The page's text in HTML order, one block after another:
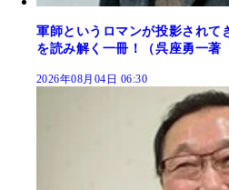
軍師というロマンが投影されて
を読み解く一冊！（呉座勇一著
2026年08月04日 06:30